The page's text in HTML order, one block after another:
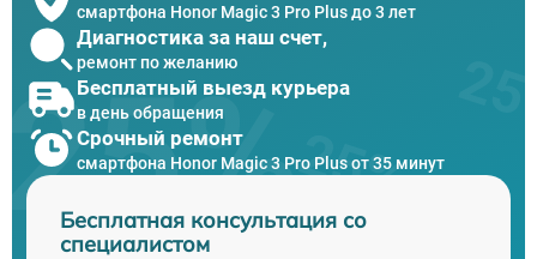
смартфона Honor Magic 3 Pro Plus до 3 лет
Диагностика за наш счет,
ремонт по желанию
Бесплатный выезд курьера
в день обращения
Срочный ремонт
смартфона Honor Magic 3 Pro Plus от 35 минут
Бесплатная консультация со
специалистом